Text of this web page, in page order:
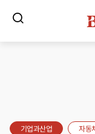
기업과산업 자동